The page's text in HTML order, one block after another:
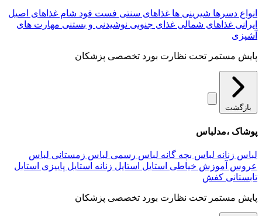
انواع دسرها شیرینی ها غذاهای سنتی فست فود شام غذاهای اصیل
ایرانی غذاهای شمالی غذای جنوبی نوشیدنی و بستنی مهارت های
آشپزی
پایش مستمر تحت نظارت بورد تخصصی پزشکان
بازگشت
پوشاک ،مدلباس
لباس زنانه لباس بچه گانه لباس رسمی لباس زمستانی لباس
عروس آموزش خیاطی استایل استایل زنانه استایل پاییزی استایل
تابستانی کفش
پایش مستمر تحت نظارت بورد تخصصی پزشکان